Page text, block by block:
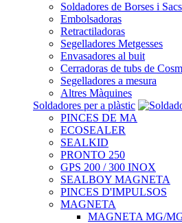
Soldadores de Borses i Sacs
Embolsadoras
Retractiladoras
Segelladores Metgesses
Envasadores al buit
Cerradoras de tubs de
Segelladores a mesura
Altres Màquines
Soldadores per a plàstic
PINCES DE MA
ECOSEALER
SEALKID
PRONTO 250
GPS 200 / 300 INOX
SEALBOY MAGNETA
PINCES D'IMPULSOS
MAGNETA
MAGNETA MG/